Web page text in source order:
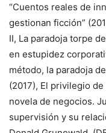
“Cuentos reales de
gestionan ficción”
II, La paradoja torpe
en estupidez
método, la paradoja
(2017), El privilegio
novela de negocios.
supervisión y su